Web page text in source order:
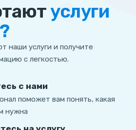
услуги
наши услуги и получите
с легкостью.
с нами
поможет вам понять, какая
нужна